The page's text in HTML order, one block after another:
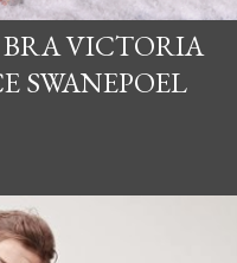
BRA VICTORIA
SWANEPOEL